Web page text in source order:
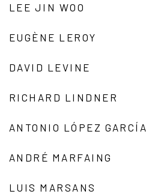
LEE JIN WOO
EUGÈNE LEROY
DAVID LEVINE
RICHARD LINDNER
ANTONIO LÓPEZ GARCÍA
ANDRÉ MARFAING
LUIS MARSANS